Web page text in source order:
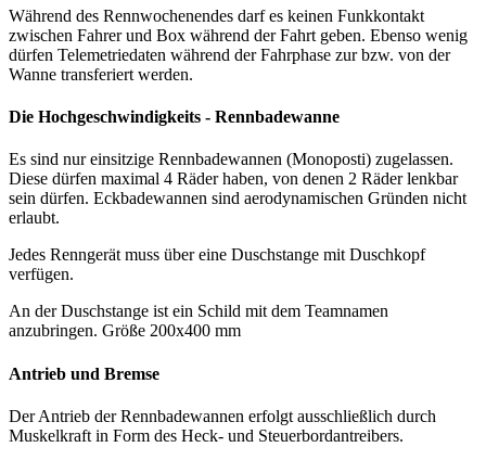
Während des Rennwochenendes darf es keinen Funkkontakt
zwischen Fahrer und Box während der Fahrt geben. Ebenso wenig
dürfen Telemetriedaten während der Fahrphase zur bzw. von der
Wanne transferiert werden.
Die Hochgeschwindigkeits - Rennbadewanne
Es sind nur einsitzige Rennbadewannen (Monoposti) zugelassen.
Diese dürfen maximal 4 Räder haben, von denen 2 Räder lenkbar
sein dürfen. Eckbadewannen sind aerodynamischen Gründen nicht
erlaubt.
Jedes Renngerät muss über eine Duschstange mit Duschkopf
verfügen.
An der Duschstange ist ein Schild mit dem Teamnamen
anzubringen. Größe 200x400 mm
Antrieb und Bremse
Der Antrieb der Rennbadewannen erfolgt ausschließlich durch
Muskelkraft in Form des Heck- und Steuerbordantreibers.